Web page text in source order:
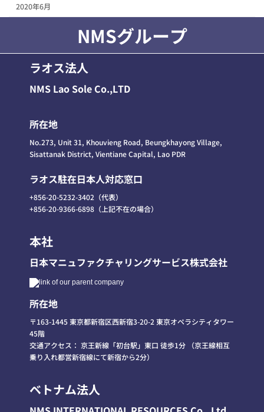
2020年6月
NMSグループ
ラオス法人
NMS Lao Sole Co.,LTD
所在地
No.273, Unit 31, Khouvieng Road, Beungkhayong Village,
Sisattanak District, Vientiane Capital, Lao PDR
ラオス駐在日本人対応窓口
+856-20-5232-3402（代表）
+856-20-9366-6898（上記不在の場合）
本社
日本マニュファクチャリングサービス株式会社
所在地
〒163-1445 東京都新宿区西新宿3-20-2 東京オペラシティタワー
45階
交通アクセス： 京王新線「初台駅」東口 徒歩1分 （京王線相互
乗り入れ都営新宿線にて新宿から2分）
ベトナム法人